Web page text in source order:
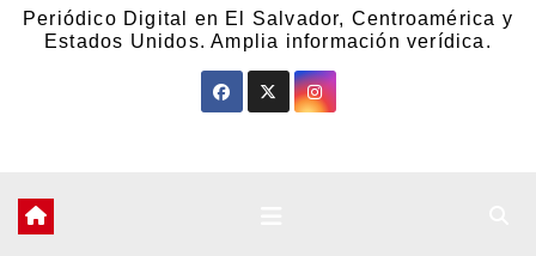
Periódico Digital en El Salvador, Centroamérica y
Estados Unidos. Amplia información verídica.